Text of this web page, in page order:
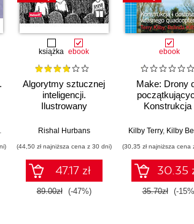
książka ebook
Algorytmy sztucznej
inteligencji.
Ilustrowany
Rishal Hurbans
(44,50 zł najniższa cena z 30 dni)
47.17 zł
89.00zł (-47%)
ebook
Make: Drony
Konstrukcja
własnego
Kilby Terry, Kilby
(30,35 zł najniższa cena
30.35
35.70zł (-